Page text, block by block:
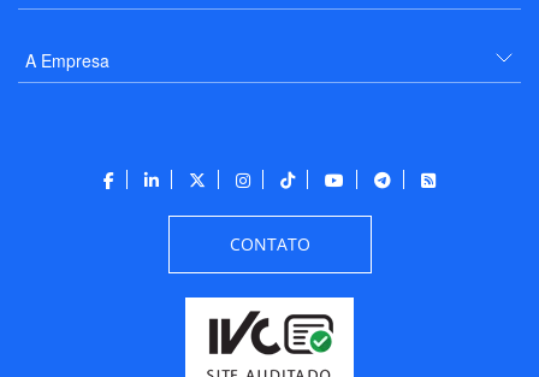
A Empresa
CONTATO